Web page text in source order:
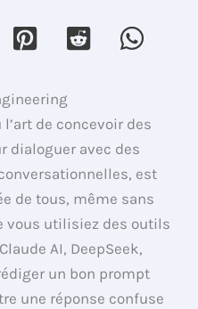
de concevoir des
dialoguer avec des
est
de tous, même sans
vous utilisiez des outils
AI, DeepSeek,
un bon prompt
une réponse confuse